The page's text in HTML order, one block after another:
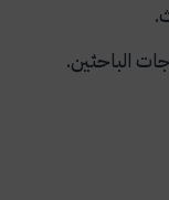
الباحثين.